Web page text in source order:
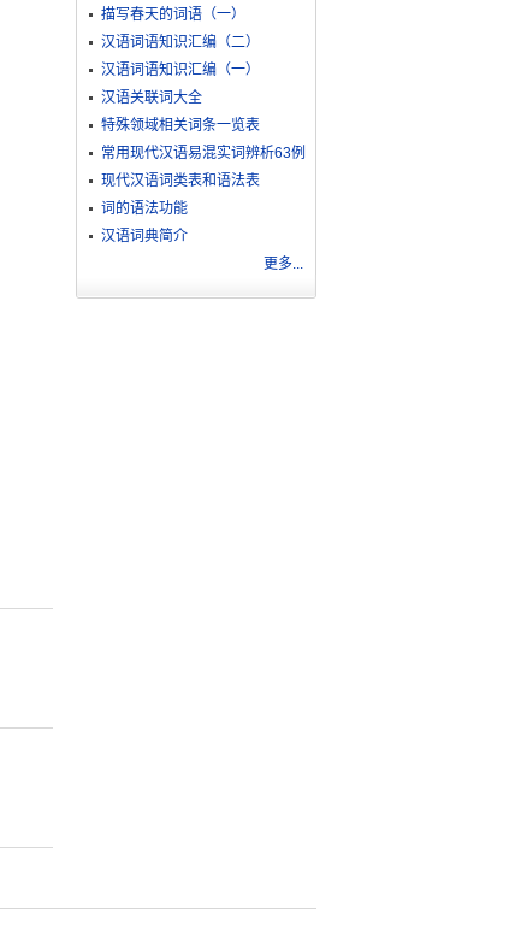
描写春天的词语（一）
汉语词语知识汇编（二）
汉语词语知识汇编（一）
汉语关联词大全
特殊领域相关词条一览表
常用现代汉语易混实词辨析63例
现代汉语词类表和语法表
词的语法功能
汉语词典简介
更多...